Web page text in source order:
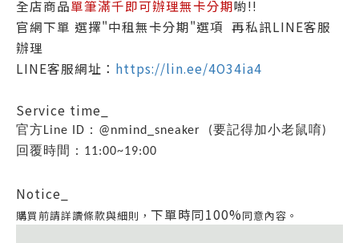
全店商品單筆滿千即可辦理無卡分期喲!!
官網下單 選擇"中租無卡分期"選項 再私訊LINE客服
辦理
LINE客服網址： https://lin.ee/4O34ia4
Service time_
官方Line ID：@nmind_sneaker (要記得加小老鼠唷)
回覆時間：11:00~19:00
Notice_
購買前請詳讀條款與細則， 下單時同100%同意內容。